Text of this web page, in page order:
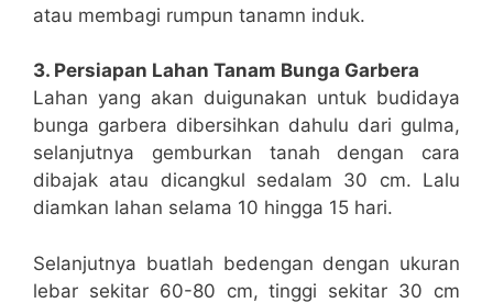
atau membagi rumpun tanamn induk.
3. Persiapan Lahan Tanam Bunga Garbera
Lahan yang akan duigunakan untuk budidaya
bunga garbera dibersihkan dahulu dari gulma,
selanjutnya gemburkan tanah dengan cara
dibajak atau dicangkul sedalam 30 cm. Lalu
diamkan lahan selama 10 hingga 15 hari.
Selanjutnya buatlah bedengan dengan ukuran
lebar sekitar 60-80 cm, tinggi sekitar 30 cm